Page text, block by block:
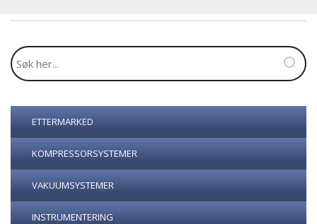
ETTERMARKED
KOMPRESSORSYSTEMER
VAKUUMSYSTEMER
INSTRUMENTERING